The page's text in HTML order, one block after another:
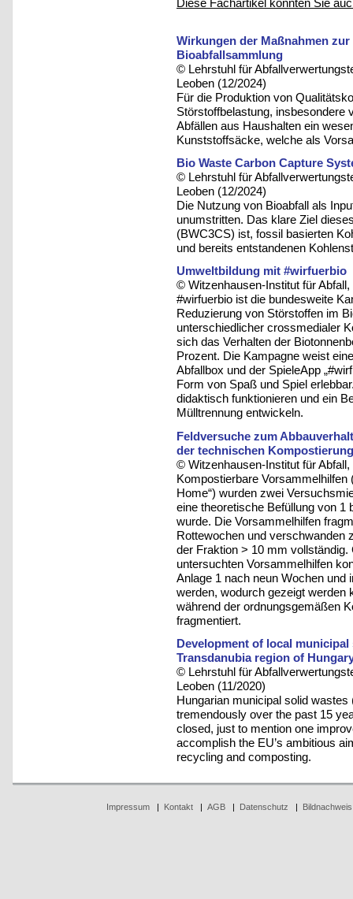
Diese Fachartikel könnten Sie
Wirkungen der Maßnahmen
Bioabfallsammlung
© Lehrstuhl für
Leoben (12/2024)
Für die Produktion von
Störstoffbelastung, insbesondere
Abfällen aus Haushalten ein
Kunststoffsäcke, welche als
Bio Waste Carbon Capture
© Lehrstuhl für
Leoben (12/2024)
Die Nutzung von Bioabfall als
unumstritten. Das klare Ziel
(BWC3CS) ist, fossil basierten
und bereits entstandenen
Umweltbildung mit #wirfuerbio
© Witzenhausen-Institut für
#wirfuerbio ist die bundesweite
Reduzierung von Störstoffen im
unterschiedlicher crossmedialer
sich das Verhalten der
Prozent. Die Kampagne weist
Abfallbox und der SpieleApp
Form von Spaß und Spiel
didaktisch funktionieren und ein
Mülltrennung entwickeln.
Feldversuche zum
der technischen Kompostierung
© Witzenhausen-Institut für
Kompostierbare
Home“) wurden zwei
eine theoretische Befüllung von 1
wurde. Die Vorsammelhilfen
Rottewochen und verschwanden
der Fraktion > 10 mm
untersuchten Vorsammelhilfen
Anlage 1 nach neun Wochen und
werden, wodurch gezeigt werden
während der ordnungsgemäßen
fragmentiert.
Development of local
Transdanubia region of
© Lehrstuhl für
Leoben (11/2020)
Hungarian municipal solid
tremendously over the past 15
closed, just to mention one
accomplish the EU’s ambitious
recycling and composting.
Impressum| Kontakt| AGB| Datenschutz Bildnachweis